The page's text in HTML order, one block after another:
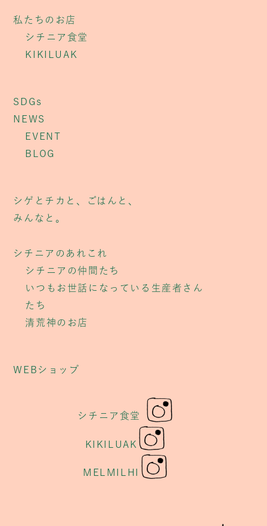
私たちのお店
シチニア食堂
KIKILUAK
SDGs
NEWS
EVENT
BLOG
シゲとチカと、ごはんと、
みんなと。
シチニアのあれこれ
シチニアの仲間たち
いつもお世話になっている生産者さん
たち
清荒神のお店
WEBショップ
シチニア食堂
KIKILUAK
MELMILHI